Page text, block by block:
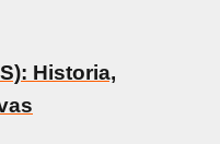
Historia,